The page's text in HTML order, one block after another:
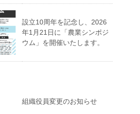
設立10周年を記念し、2026
年1月21日に「農業シンポジ
ウム」を開催いたします。
組織役員変更のお知らせ